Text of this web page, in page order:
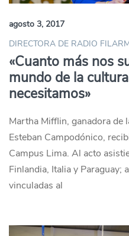
agosto 3, 2017
DIRECTORA DE RADIO
«Cuanto más nos
mundo de la
necesitamos»
Martha Mifflin, ganadora de
Esteban Campodónico,
Campus Lima. Al acto
Finlandia, Italia y Paraguay;
vinculadas al